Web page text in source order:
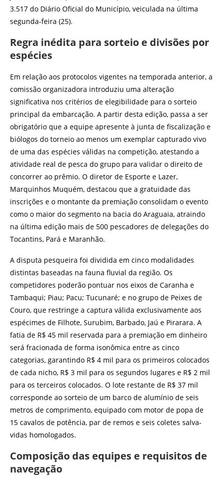
3.517 do Diário Oficial do Município, veiculada na última
segunda-feira (25).
Regra inédita para sorteio e divisões por
espécies
Em relação aos protocolos vigentes na temporada anterior, a
comissão organizadora introduziu uma alteração
significativa nos critérios de elegibilidade para o sorteio
principal da embarcação. A partir desta edição, passa a ser
obrigatório que a equipe apresente à junta de fiscalização e
biólogos do torneio ao menos um exemplar capturado vivo
de uma das espécies válidas na competição, atestando a
atividade real de pesca do grupo para validar o direito de
concorrer ao prêmio. O diretor de Esporte e Lazer,
Marquinhos Muquém, destacou que a gratuidade das
inscrições e o montante da premiação consolidam o evento
como o maior do segmento na bacia do Araguaia, atraindo
na última edição mais de 500 pescadores de delegações do
Tocantins, Pará e Maranhão.
A disputa pesqueira foi dividida em cinco modalidades
distintas baseadas na fauna fluvial da região. Os
competidores poderão pontuar nos eixos de Caranha e
Tambaqui; Piau; Pacu; Tucunaré; e no grupo de Peixes de
Couro, que restringe a captura válida exclusivamente aos
espécimes de Filhote, Surubim, Barbado, Jaú e Pirarara. A
fatia de R$ 45 mil reservada para a premiação em dinheiro
será fracionada de forma isonômica entre as cinco
categorias, garantindo R$ 4 mil para os primeiros colocados
de cada nicho, R$ 3 mil para os segundos lugares e R$ 2 mil
para os terceiros colocados. O lote restante de R$ 37 mil
corresponde ao sorteio de um barco de alumínio de seis
metros de comprimento, equipado com motor de popa de
15 cavalos de potência, par de remos e seis coletes salva-
vidas homologados.
Composição das equipes e requisitos de
navegação